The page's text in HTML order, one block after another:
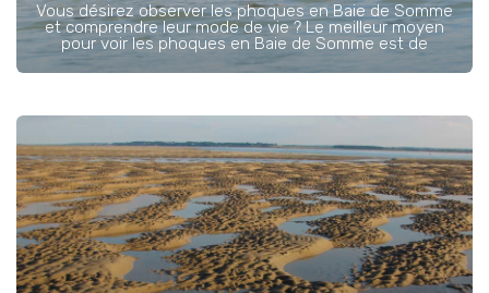
Vous désirez observer les phoques en Baie de Somme
et comprendre leur mode de vie ? Le meilleur moyen
pour voir les phoques en Baie de Somme est de
prendre...